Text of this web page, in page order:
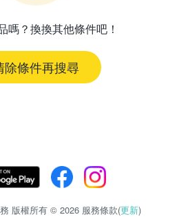
嗎？換換其他條件吧！
除條件再搜尋
版權所有 © 2026 服務條款(更新)